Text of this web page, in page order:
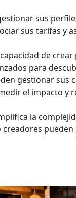
sus
sus tarifas y
de
para
gestionar sus
el impacto y
la